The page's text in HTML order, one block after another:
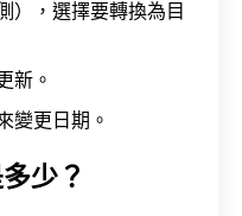
），選擇要轉換為目
新。
變更日期。
少？